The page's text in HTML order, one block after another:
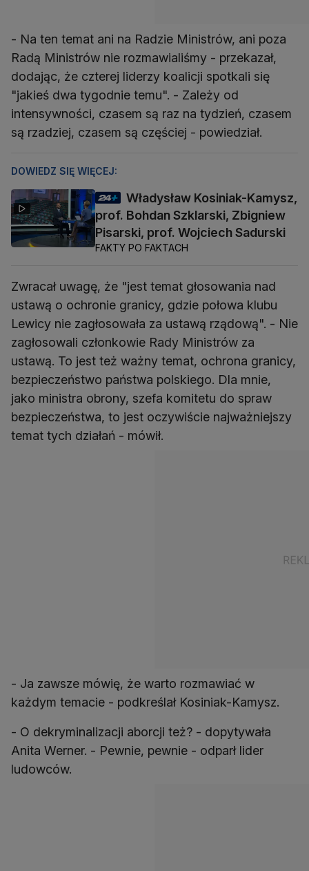
- Na ten temat ani na Radzie Ministrów, ani poza
Radą Ministrów nie rozmawialiśmy - przekazał,
dodając, że czterej liderzy koalicji spotkali się
"jakieś dwa tygodnie temu". - Zależy od
intensywności, czasem są raz na tydzień, czasem
są rzadziej, czasem są częściej - powiedział.
DOWIEDZ SIĘ WIĘCEJ:
Władysław Kosiniak-Kamysz,
prof. Bohdan Szklarski, Zbigniew
Pisarski, prof. Wojciech Sadurski
FAKTY PO FAKTACH
Zwracał uwagę, że "jest temat głosowania nad
ustawą o ochronie granicy, gdzie połowa klubu
Lewicy nie zagłosowała za ustawą rządową". - Nie
zagłosowali członkowie Rady Ministrów za
ustawą. To jest też ważny temat, ochrona granicy,
bezpieczeństwo państwa polskiego. Dla mnie,
jako ministra obrony, szefa komitetu do spraw
bezpieczeństwa, to jest oczywiście najważniejszy
temat tych działań - mówił.
- Ja zawsze mówię, że warto rozmawiać w
każdym temacie - podkreślał Kosiniak-Kamysz.
- O dekryminalizacji aborcji też? - dopytywała
Anita Werner. - Pewnie, pewnie - odparł lider
ludowców.